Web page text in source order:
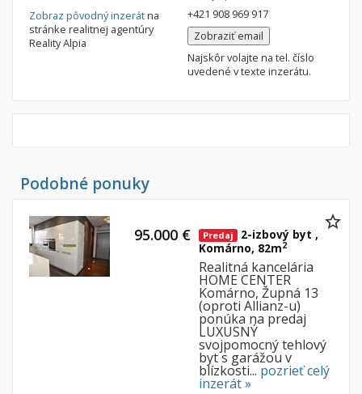
Zobraz pôvodný inzerátna
stránke realitnej agentúry
Reality Alpia
+421 908 969 917
Zobraziť email
Najskôr volajte na tel. číslo
uvedené v texte inzerátu.
Podobné ponuky
Predaj
2-izbový byt ,
Komárno, 82m2
Realitná kancelária
HOME CENTER
Komárno, Župná 13
(oproti Allianz-u)
ponúka na predaj
LUXUSNÝ
svojpomocný tehlový
byt s garážou v
blízkosti... pozrieť celý
inzerát »
95.000 €